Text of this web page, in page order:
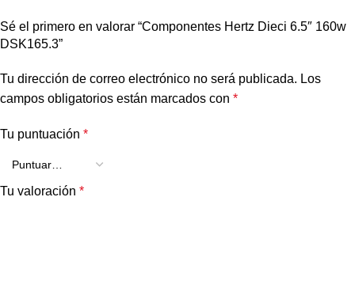
Sé el primero en valorar “Componentes Hertz Dieci 6.5″ 160w
DSK165.3”
Tu dirección de correo electrónico no será publicada. Los
campos obligatorios están marcados con *
Tu puntuación *
Tu valoración *